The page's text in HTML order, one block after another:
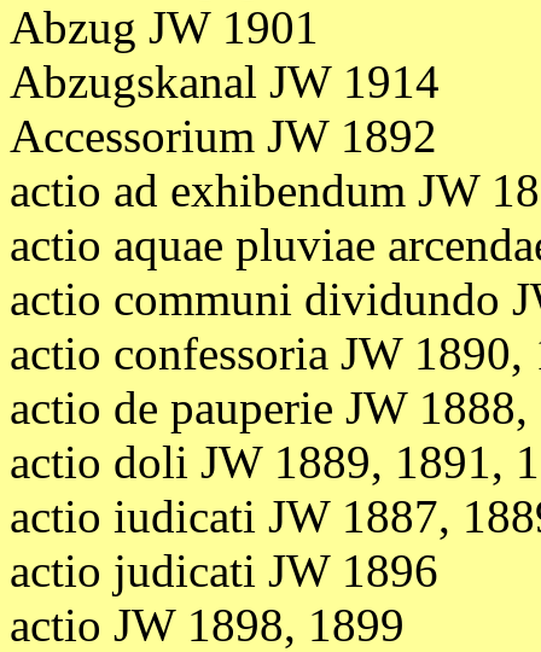
Abzug JW 1901
Abzugskanal JW 1914
Accessorium JW 1892
actio ad exhibendum JW
actio aquae pluviae
actio communi dividundo
actio confessoria JW 1890,
actio de pauperie JW
actio doli JW 1889, 1891,
actio iudicati JW 1887,
actio judicati JW 1896
actio JW 1898, 1899